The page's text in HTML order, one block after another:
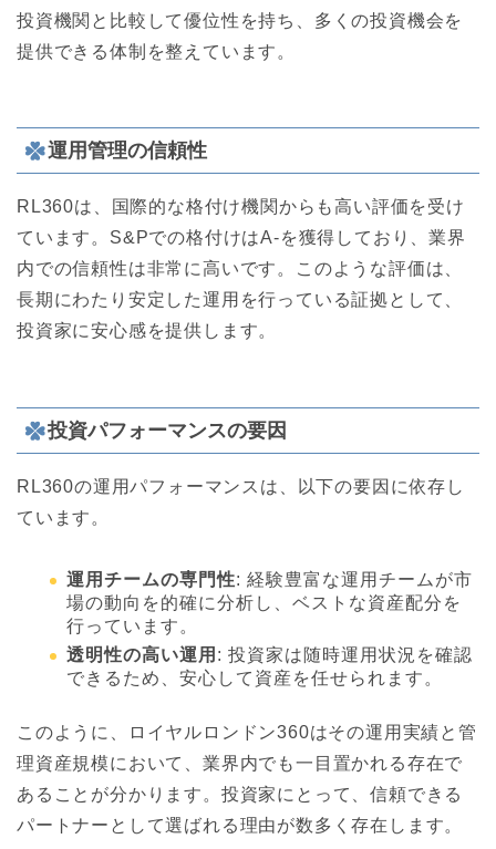
投資機関と比較して優位性を持ち、多くの投資機会を
提供できる体制を整えています。
運用管理の信頼性
RL360は、国際的な格付け機関からも高い評価を受け
ています。S&Pでの格付けはA-を獲得しており、業界
内での信頼性は非常に高いです。このような評価は、
長期にわたり安定した運用を行っている証拠として、
投資家に安心感を提供します。
投資パフォーマンスの要因
RL360の運用パフォーマンスは、以下の要因に依存し
ています。
運用チームの専門性: 経験豊富な運用チームが市
場の動向を的確に分析し、ベストな資産配分を
行っています。
透明性の高い運用 : 投資家は随時運用状況を確認
できるため、安心して資産を任せられます。
このように、ロイヤルロンドン360はその運用実績と管
理資産規模において、業界内でも一目置かれる存在で
あることが分かります。投資家にとって、信頼できる
パートナーとして選ばれる理由が数多く存在します。